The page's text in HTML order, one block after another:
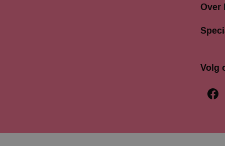
Over
Volg